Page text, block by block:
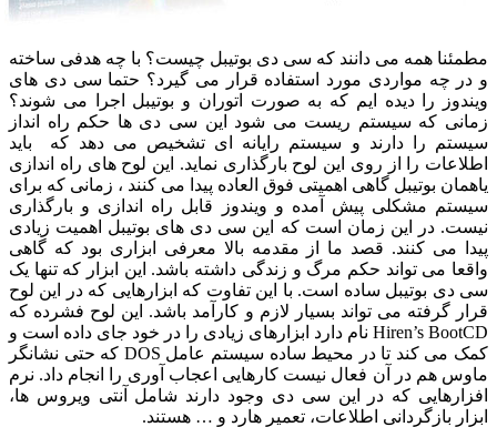
مطمئنا همه می دانند که سی دی بوتیبل چیست؟ با چه هدفی ساخته
و در چه مواردی مورد استفاده قرار می گیرد؟ حتما سی دی های
ویندوز را دیده ایم که به صورت اتوران و بوتیبل اجرا می شوند؟
زمانی که سیستم ریست می شود این سی دی ها حکم راه انداز
سیستم را دارند و سیستم رایانه ای تشخیص می دهد که باید
اطلاعات را از روی این لوح بارگذاری نماید. این لوح های راه اندازی
یاهمان بوتیبل گاهی اهمیتی فوق العاده پیدا می کنند ، زمانی که برای
سیستم مشکلی پیش آمده و ویندوز قابل راه اندازی و بارگذاری
نیست. در این زمان است که این سی دی های بوتیبل اهمیت زیادی
پیدا می کنند. قصد ما از مقدمه بالا معرفی ابزاری بود که گاهی
واقعا می تواند حکم مرگ و زندگی داشته باشد. این ابزار که تنها یک
سی دی بوتیبل ساده است. با این تفاوت که ابزارهایی که در این لوح
قرار گرفته می تواند بسیار لازم و کارآمد باشد. این لوح فشرده که
Hiren’s BootCD نام دارد ابزارهای زیادی را در خود جای داده است و
کمک می کند تا در محیط ساده سیستم عامل DOS که حتی نشانگر
ماوس هم در آن فعال نیست کارهایی اعجاب آوری را انجام داد. نرم
افزارهایی که در این سی دی وجود دارند شامل آنتی ویروس ها،
ابزار بازگردانی اطلاعات، تعمیر هارد و … هستند.